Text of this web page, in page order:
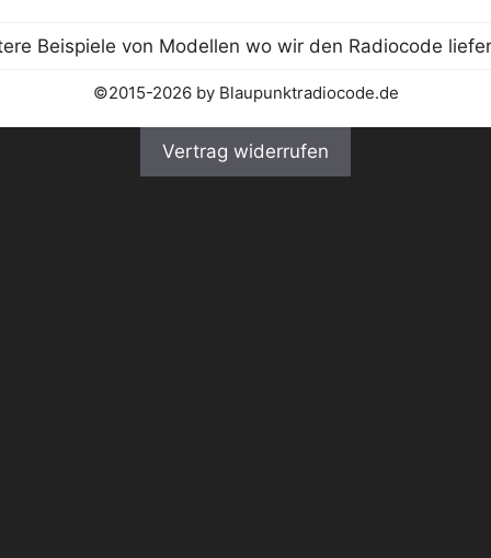
©2015-2026 by Blaupunktradiocode.de
Vertrag widerrufen